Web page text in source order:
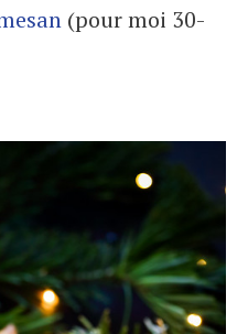
(pour moi 30-